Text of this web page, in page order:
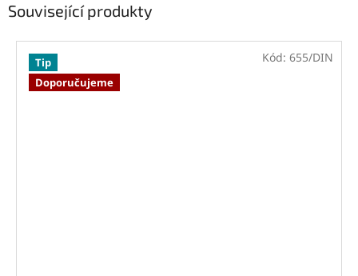
Související produkty
Tip
Doporučujeme
Kód: 655/DIN